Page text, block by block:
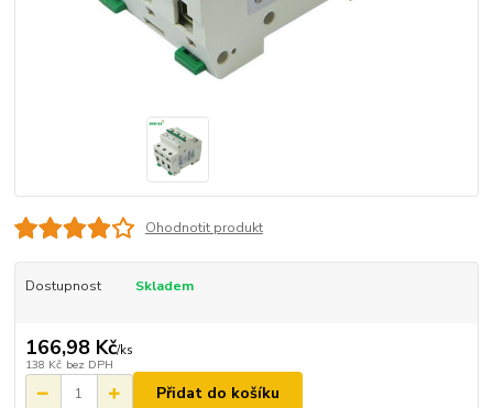
Ohodnotit produkt
Dostupnost Skladem
166,98 Kč/ks
138 Kč bez DPH
Přidat do košíku